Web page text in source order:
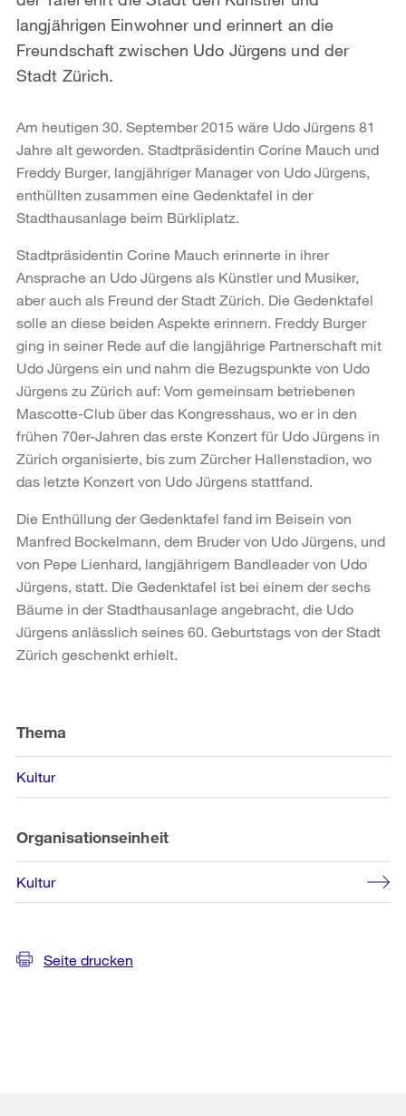
langjährigen Einwohner und erinnert an die
Freundschaft zwischen Udo Jürgens und der
Stadt Zürich.
Am heutigen 30. September 2015 wäre Udo Jürgens 81
Jahre alt geworden. Stadtpräsidentin Corine Mauch und
Freddy Burger, langjähriger Manager von Udo Jürgens,
enthüllten zusammen eine Gedenktafel in der
Stadthausanlage beim Bürkliplatz.
Stadtpräsidentin Corine Mauch erinnerte in ihrer
Ansprache an Udo Jürgens als Künstler und Musiker,
aber auch als Freund der Stadt Zürich. Die Gedenktafel
solle an diese beiden Aspekte erinnern. Freddy Burger
ging in seiner Rede auf die langjährige Partnerschaft mit
Udo Jürgens ein und nahm die Bezugspunkte von Udo
Jürgens zu Zürich auf: Vom gemeinsam betriebenen
Mascotte-Club über das Kongresshaus, wo er in den
frühen 70er-Jahren das erste Konzert für Udo Jürgens in
Zürich organisierte, bis zum Zürcher Hallenstadion, wo
das letzte Konzert von Udo Jürgens stattfand.
Die Enthüllung der Gedenktafel fand im Beisein von
Manfred Bockelmann, dem Bruder von Udo Jürgens, und
von Pepe Lienhard, langjährigem Bandleader von Udo
Jürgens, statt. Die Gedenktafel ist bei einem der sechs
Bäume in der Stadthausanlage angebracht, die Udo
Jürgens anlässlich seines 60. Geburtstags von der Stadt
Zürich geschenkt erhielt.
Informationen
Thema
Kultur
Organisationseinheit
Kultur
Seite drucken